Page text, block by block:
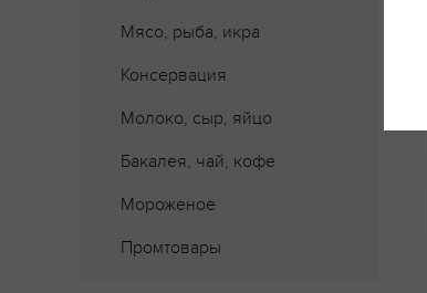
Мясо, рыба, икра
Консервация
Молоко, сыр, яйцо
Бакалея, чай, кофе
Мороженое
Промтовары